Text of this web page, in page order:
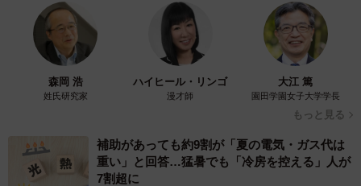
森岡 浩
姓氏研究家
ハイヒール・リンゴ
漫才師
大江 篤
園田学園女子大学学長
もっと見る
補助があっても約9割が「夏の電気・ガス代は
重い」と回答…猛暑でも「冷房を控える」人が
7割超に